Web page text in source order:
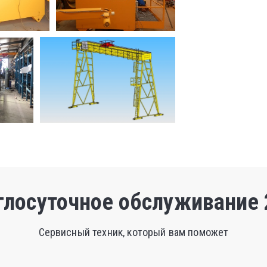
обслуживание
Сервисный техник, который вам поможет